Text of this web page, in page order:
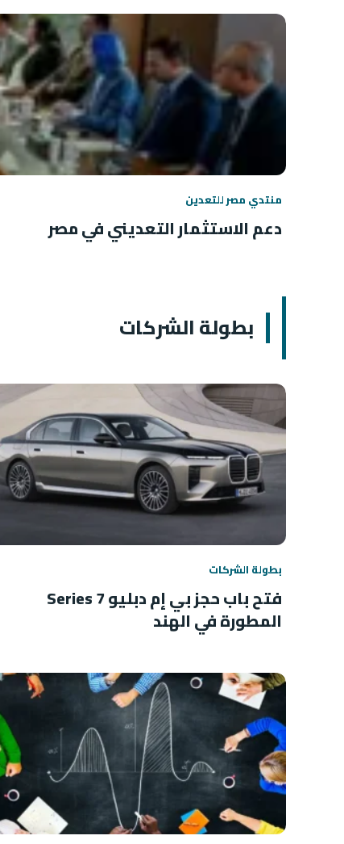
منتدي مصر للتعدين
دعم الاستثمار التعديني في مصر
بطولة الشركات
بطولة الشركات
فتح باب حجز بي إم دبليو 7 Series
المطورة في الهند